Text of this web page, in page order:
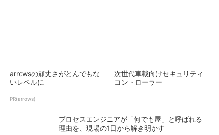
arrowsの頑丈さがとんでもな
いレベルに
PR(arrows)
次世代車載向けセキュリティ
コントローラー
プロセスエンジニアが「何でも屋」と呼ばれる
理由を、現場の1日から解き明かす